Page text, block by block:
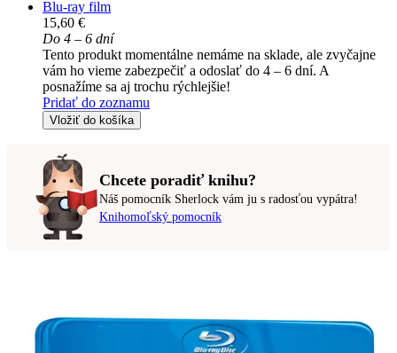
Blu-ray film
15,60 €
Do 4 – 6 dní
Tento produkt momentálne nemáme na sklade, ale zvyčajne
vám ho vieme zabezpečiť a odoslať do 4 – 6 dní. A
posnažíme sa aj trochu rýchlejšie!
Pridať do zoznamu
Vložiť do košíka
Chcete poradiť knihu?
Náš pomocník Sherlock vám ju s radosťou vypátra!
Knihomoľský pomocník